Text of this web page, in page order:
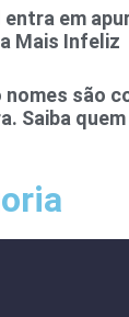
entra em
Mais Infeliz
nomes são
Saiba